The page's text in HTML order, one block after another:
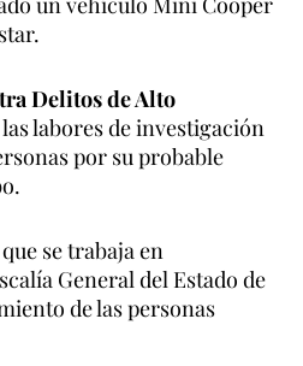
Delitos de Alto
labores de investigación
por su probable
se trabaja en
General del Estado de
de las personas